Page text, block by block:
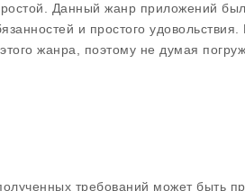
Данный жанр приложений
и простого
жанра, поэтому не думая
требований может быть